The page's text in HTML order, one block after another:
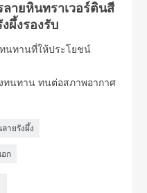
ายหินทราเวอร์ตินสี
ผึ้งรองรับ
นทานที่ให้ประโยชน์
ทนทาน ทนต่อสภาพอากาศ
ายรังผึ้ง
ก